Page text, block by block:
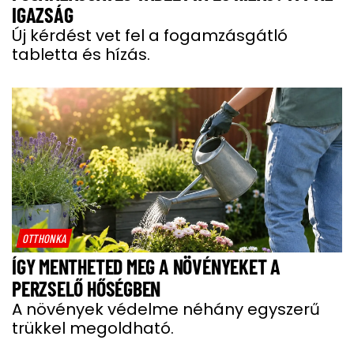
IGAZSÁG
Új kérdést vet fel a fogamzásgátló
tabletta és hízás.
OTTHONKA
ÍGY MENTHETED MEG A NÖVÉNYEKET A
PERZSELŐ HŐSÉGBEN
A növények védelme néhány egyszerű
trükkel megoldható.